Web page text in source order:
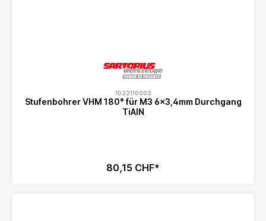
1022110003
Stufenbohrer VHM 180° für M3 6x3,4mm Durchgang
TiAlN
80,15 CHF*